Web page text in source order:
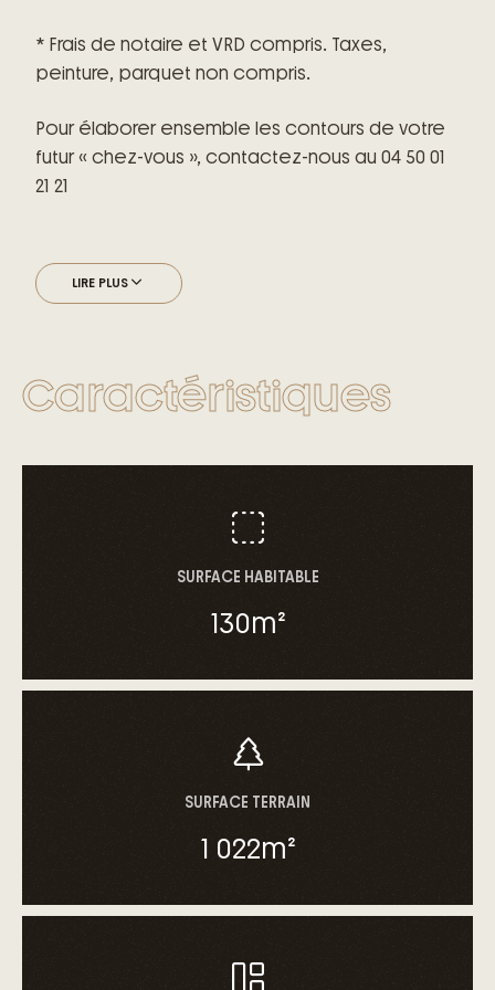
* Frais de notaire et VRD compris. Taxes,
peinture, parquet non compris.
Pour élaborer ensemble les contours de votre
futur « chez-vous », contactez-nous au 04 50 01
21 21
LIRE PLUS
Caractéristiques
SURFACE HABITABLE
130m²
SURFACE TERRAIN
1 022m²